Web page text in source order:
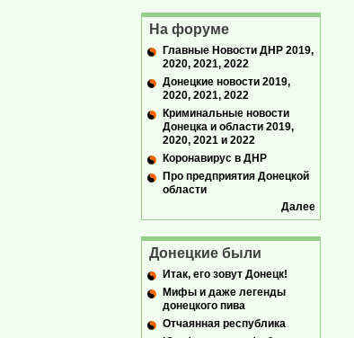
На форуме
Главные Новости ДНР 2019,
2020, 2021, 2022
Донецкие новости 2019,
2020, 2021, 2022
Криминальные новости
Донецка и области 2019,
2020, 2021 и 2022
Коронавирус в ДНР
Про предприятия Донецкой
области
Далее
Донецкие были
Итак, его зовут Донецк!
Мифы и даже легенды
донецкого пива
Отчаянная республика